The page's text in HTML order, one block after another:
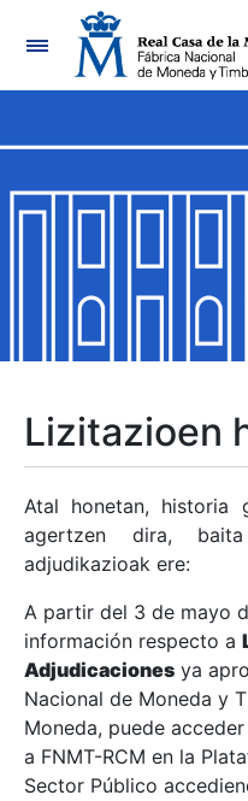
Nabigazioa
Erakutsi/Ezkutatu
Erakutsi/Ezkutatu
Erakutsi/Ezkutatu
Erakutsi/Ezkutatu
Erakutsi/Ezkutatu
Erakutsi/Ezkutatu
Erakutsi/Ezkutatu
Lizitazioen
Atal honetan, historia
agertzen dira,
adjudikazioak ere:
A partir del 3 de mayo
información respecto a
Adjudicaciones ya
Nacional de Moneda y
Moneda, puede
a FNMT-RCM en la
Sector Público